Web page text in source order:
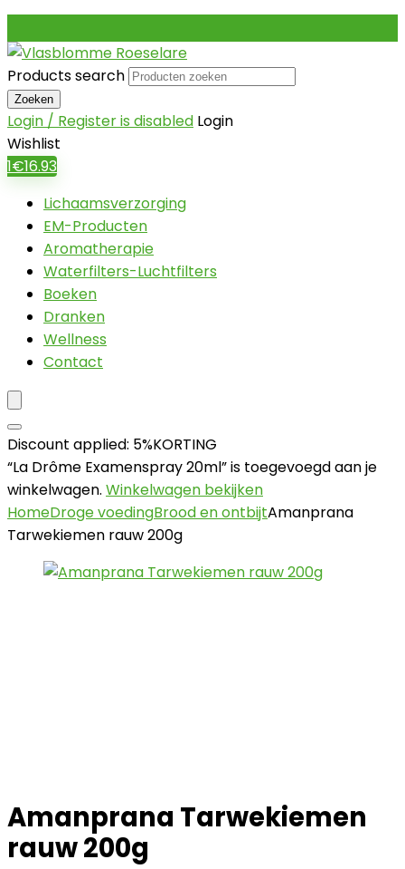
Products search
Zoeken
Login / Register is disabled Login
Wishlist
1€16.93
Lichaamsverzorging
EM-Producten
Aromatherapie
Waterfilters-Luchtfilters
Boeken
Dranken
Wellness
Contact
Discount applied: 5%KORTING
“La Drôme Examenspray 20ml” is toegevoegd aan je
winkelwagen. Winkelwagen bekijken
HomeDroge voedingBrood en ontbijtAmanprana
Tarwekiemen rauw 200g
Amanprana Tarwekiemen
rauw 200g